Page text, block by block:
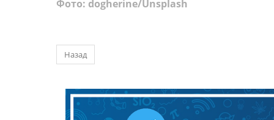
Фото: dogherine/Unsplash
Назад